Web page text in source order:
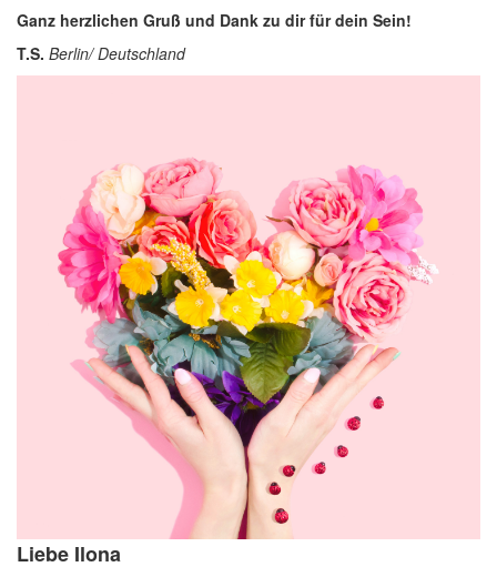
Ganz herzlichen Gruß und Dank zu dir für dein Sein!
T.S. Berlin/ Deutschland
Liebe Ilona